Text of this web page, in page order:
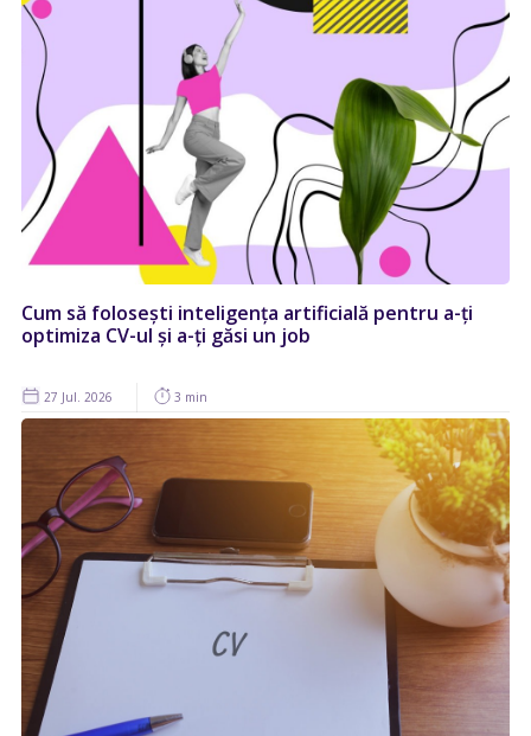
Cum să folosești inteligența artificială pentru a-ți
optimiza CV-ul și a-ți găsi un job
27 Jul. 2026 3 min